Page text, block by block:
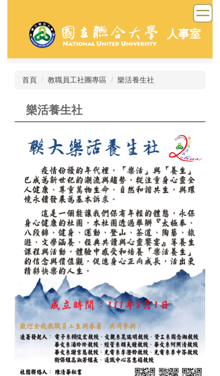
容
人事室
首頁 教職員工社團專區 樂活養生社
樂活養生社